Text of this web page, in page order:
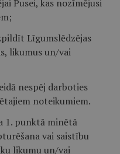
Pusei, kas nozīmējusi
Līgumslēdzējas
likumus un/vai
nespēj darboties
noteikumiem.
1. punktā minētā
vai saistību
likumu un/vai